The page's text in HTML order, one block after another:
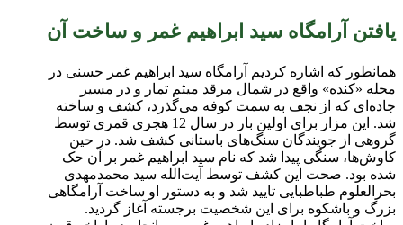
یافتن آرامگاه سید ابراهیم غمر و ساخت آن
همانطور که اشاره کردیم آرامگاه سید ابراهیم غمر حسنی در
محله «کنده» واقع در شمال مرقد میثم تمار و در مسیر
جاده‌ای که از نجف به سمت کوفه می‌گذرد، کشف و ساخته
شد. این مزار برای اولین بار در سال 12 هجری قمری توسط
گروهی از جویندگان سنگ‌های باستانی کشف شد. در حین
کاوش‌ها، سنگی پیدا شد که نام سید ابراهیم غمر بر آن حک
شده بود. صحت این کشف توسط آیت‌الله سید محمدمهدی
بحرالعلوم طباطبایی تایید شد و به دستور او ساخت آرامگاهی
بزرگ و باشکوه برای این شخصیت برجسته آغاز گردید.